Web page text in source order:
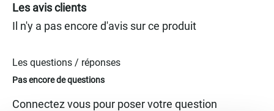
Les avis clients
Il n'y a pas encore d'avis sur ce produit
Les questions / réponses
Pas encore de questions
Connectez vous pour poser votre question